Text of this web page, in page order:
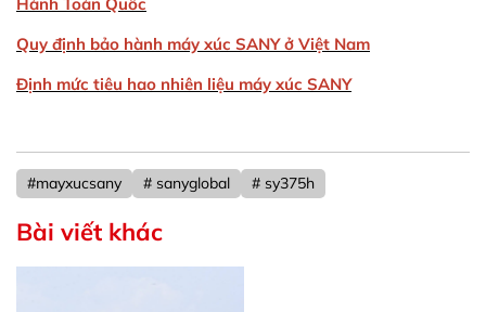
Quy định bảo hành máy xúc SANY ở Việt Nam
Định mức tiêu hao nhiên liệu máy xúc SANY
#mayxucsany # sanyglobal # sy375h
Bài viết khác